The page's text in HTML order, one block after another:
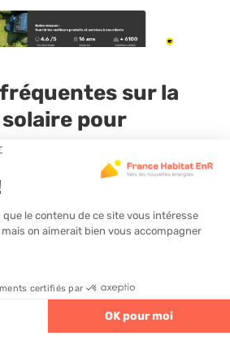
sur la
pour
installation solaire
?
le
ROI varie
pour une installation classique en
avec les meilleures
les foyers qui pilotent